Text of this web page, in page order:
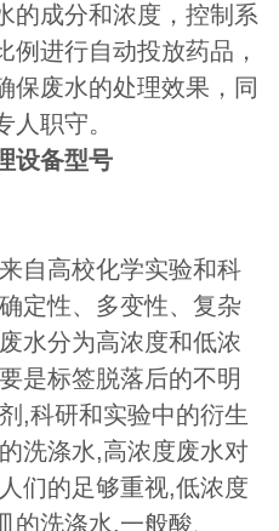
的成分和浓度，控制系
例进行自动投放药品，
保废水的处理效果，同
人职守。
设备型号
自高校化学实验和科
定性、多变性、复杂
水分为高浓度和低浓
是标签脱落后的不明
,科研和实验中的衍生
洗涤水,高浓度废水对
们的足够重视,低浓度
的洗涤水,一般酸、